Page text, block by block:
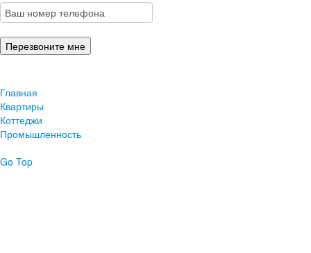
Главная
Квартиры
Коттеджи
Промышленность
Go Top